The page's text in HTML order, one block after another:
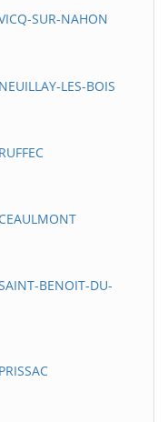
SUR-NAHON
LES-BOIS
BENOIT-DU-